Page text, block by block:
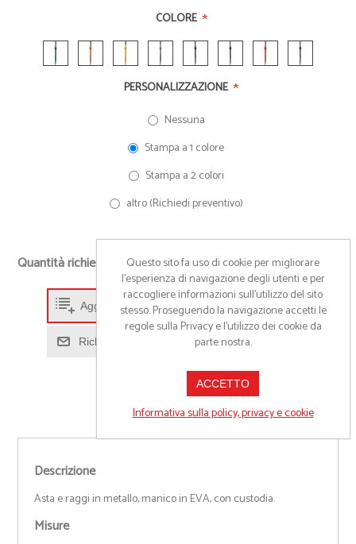
COLORE *
PERSONALIZZAZIONE *
Nessuna
Stampa a 1 colore
Stampa a 2 colori
altro (Richiedi preventivo)
Quantità richiesta
-
Aggiungi alla lista preventivo
Richiedi informazioni prodotto
Descrizione
Asta e raggi in metallo, manico in EVA, con custodia.
Misure
Questo sito fa uso di cookie per migliorare
l’esperienza di navigazione degli utenti e per
raccogliere informazioni sull’utilizzo del sito
stesso. Proseguendo la navigazione accetti le
regole sulla Privacy e l'utilizzo dei cookie da
parte nostra.
ACCETTO
Informativa sulla policy, privacy e cookie